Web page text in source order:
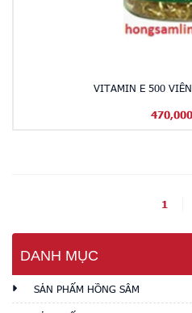
VITAMIN E 500
470,000
1
DANH MỤC
SẢN PHẨM HỒNG SÂM